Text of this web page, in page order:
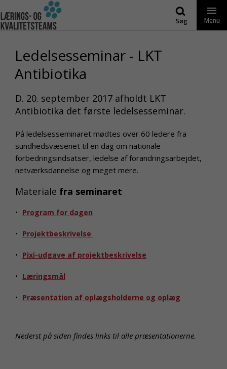
til
indhold
Søg Menu
Ledelsesseminar - LKT
Antibiotika
D. 20. september 2017 afholdt LKT
Antibiotika det første ledelsesseminar.
På ledelsesseminaret mødtes over 60 ledere fra
sundhedsvæsenet til en dag om nationale
forbedringsindsatser, ledelse af forandringsarbejdet,
netværksdannelse og meget mere.
Materiale fra seminaret
Program for dagen
Projektbeskrivelse
Pixi-udgave af projektbeskrivelse
Læringsmål
Præsentation af oplægsholderne og oplæg
Nederst på siden findes links til alle præsentationerne.